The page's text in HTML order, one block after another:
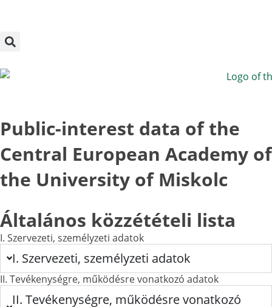
content
Public-interest data of the
Central European Academy of
the University of Miskolc
Általános közzétételi lista
I. Szervezeti, személyzeti adatok​
I. Szervezeti, személyzeti adatok​​
II. Tevékenységre, működésre vonatkozó adatok
II. Tevékenységre, működésre vonatkozó